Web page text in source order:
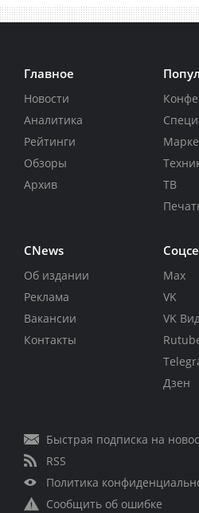
Главное
Новости
Аналитика
Рейтинги
Обзоры
Архив
ТВ
CNews
Об издании
Реклама
Вакансии
Контакты
Max
VK
VK
Дзен
Быстрая подписка на
RSS
Политика
Сообщить об ошибке